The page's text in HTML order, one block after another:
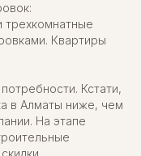
трехкомнатные
Квартиры
Кстати,
в Алматы ниже, чем
На этапе